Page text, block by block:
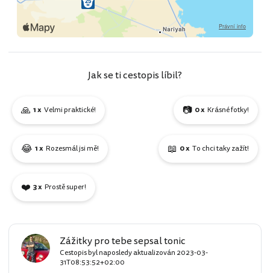
Jak se ti cestopis líbil?
🙏 1 x Velmi praktické! 📷 0 x Krásné fotky!
😂 1 x Rozesmál jsi mě! 📖 0 x To chci taky zažít!
❤️ 3 x Prostě super!
Zážitky pro tebe sepsal tonic
Cestopis byl naposledy aktualizován 2023-03-
31T08:53:52+02:00